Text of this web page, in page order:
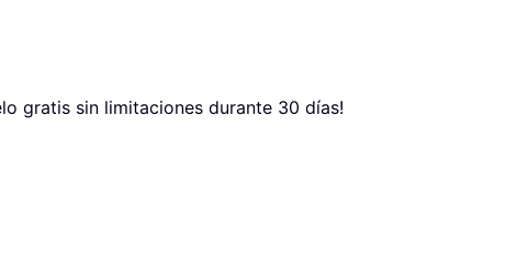
gratis sin limitaciones durante 30 días!